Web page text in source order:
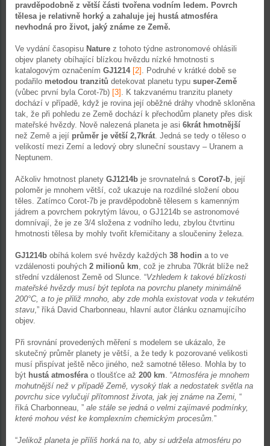
pravděpodobně z větší části tvořena vodním ledem. Povrch
tělesa je relativně horký a zahaluje jej hustá atmosféra
nevhodná pro život, jaký známe ze Země.
Ve vydání časopisu Nature z tohoto týdne astronomové ohlásili
objev planety obíhající blízkou hvězdu nízké hmotnosti s
katalogovým označením GJ1214 [2] . Podruhé v krátké době se
podařilo metodou tranzitů detekovat planetu typu super-Země
(vůbec první byla Corot-7b) [3] . K takzvanému tranzitu planety
dochází v případě, když je rovina její oběžné dráhy vhodně skloněna
tak, že při pohledu ze Země dochází k přechodům planety přes disk
mateřské hvězdy. Nově nalezená planeta je asi 6krát hmotnější
než Země a její průměr je větší 2,7krát. Jedná se tedy o těleso o
velikostí mezi Zemí a ledový obry sluneční soustavy – Uranem a
Neptunem.
Ačkoliv hmotnost planety GJ1214b je srovnatelná s Corot7-b, její
poloměr je mnohem větší, což ukazuje na rozdílné složení obou
těles. Zatímco Corot-7b je pravděpodobně tělesem s kamenným
jádrem a povrchem pokrytým lávou, o GJ1214b se astronomové
domnívají, že je ze 3/4 složena z vodního ledu, zbylou čtvrtinu
hmotnosti tělesa by mohly tvořit křemičitany a sloučeniny železa.
GJ1214b obíhá kolem své hvězdy každých 38 hodin a to ve
vzdálenosti pouhých 2 milionů km, což je zhruba 70krát blíže než
střední vzdálenost Země od Slunce. “Vzhledem k takové blízkosti
mateřské hvězdy musí být teplota na povrchu planety minimálně
200°C, a to je přiliž mnoho, aby zde mohla existovat voda v tekutém
stavu,” říká David Charbonneau, hlavní autor článku oznamujícího
objev.
Při srovnání provedených měření s modelem se ukázalo, že
skutečný průměr planety je větší, a že tedy k pozorované velikosti
musí přispívat ještě něco jiného, než samotné těleso. Mohla by to
být hustá atmosféra o tloušťce až 200 km. “Atmosféra je mnohem
mohutnější než v případě Země, vysoký tlak a nedostatek světla na
povrchu sice vylučují přítomnost života, jak jej známe na Zemi, “
říká Charbonneau, ” ale stále se jedná o velmi zajímavé podmínky,
které mohou vést ke komplexním chemickým procesům.”
“Jelikož planeta je příliš horká na to, aby si udržela atmosféru po